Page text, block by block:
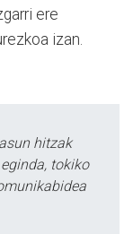
ere
izan.
hitzak
tokiko